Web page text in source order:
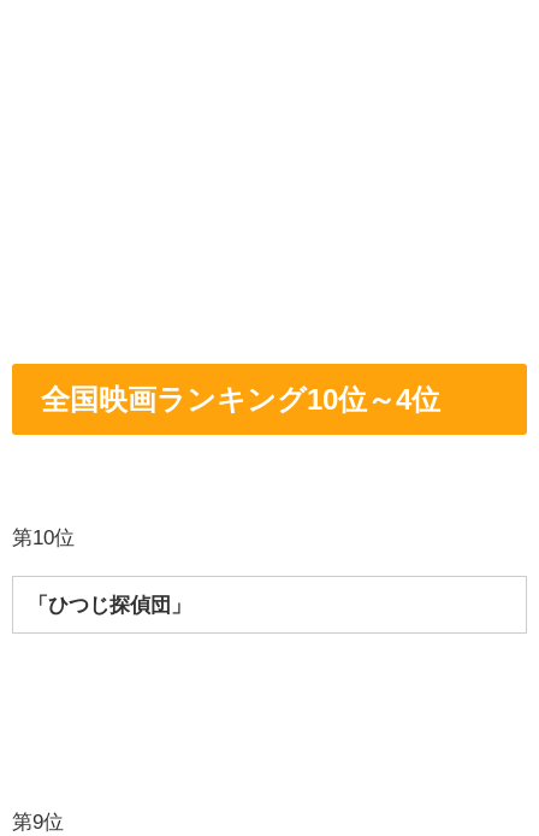
全国映画ランキング10位～4位
第10位
「ひつじ探偵団」
第9位